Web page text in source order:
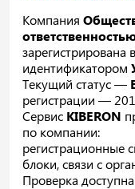
Компания
зарегистрирована в
идентификатором
Текущий статус —
регистрации —
Сервис KIBERON
по компании:
регистрационные
блоки, связи с
Проверка